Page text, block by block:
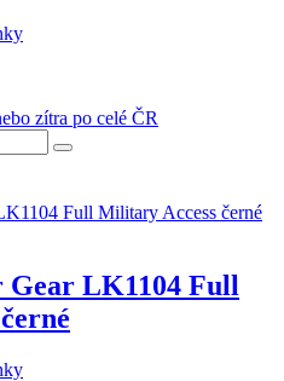
zítra po celé ČR
Gear LK1104 Full